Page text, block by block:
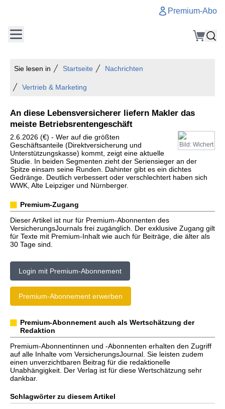
Premium-Abo
Sie lesen in Startseite Nachrichten
Vertrieb & Marketing
An diese Lebensversicherer liefern Makler das
meiste Betriebsrentengeschäft
Bild: Wichert
2.6.2026 (€) - Wer auf die größten
Geschäftsanteile (Direktversicherung und
Unterstützungskasse) kommt, zeigt eine aktuelle
Studie. In beiden Segmenten zieht der Seriensieger an der
Spitze einsam seine Runden. Dahinter gibt es ein dichtes
Gedränge. Deutlich verbessert oder verschlechtert haben sich
WWK, Alte Leipziger und Nürnberger.
Premium-Zugang
Dieser Artikel ist nur für Premium-Abonnenten des
VersicherungsJournals frei zugänglich. Der exklusive Zugang gilt
für Texte mit Premium-Inhalt wie auch für Beiträge, die älter als
30 Tage sind.
Login mit Premium-Abonnement
Premium-Abonnement erwerben
Premium-Abonnement auch als Wertschätzung der
Redaktion
Premium-Abonnentinnen und -Abonnenten erhalten den Zugriff
auf alle Inhalte vom VersicherungsJournal. Sie leisten zudem
einen unverzichtbaren Beitrag für die redaktionelle
Unabhängigkeit. Der Verlag ist für diese Wertschätzung sehr
dankbar.
Schlagwörter zu diesem Artikel